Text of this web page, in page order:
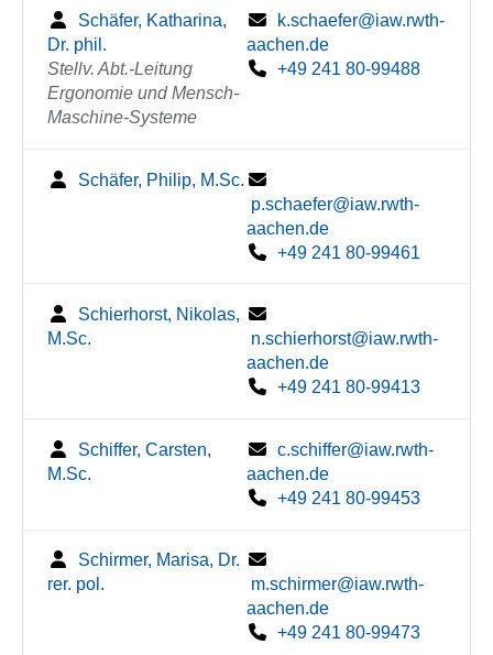
Schäfer, Katharina,
Dr. phil.
Stellv. Abt.-Leitung
Ergonomie und Mensch-
Maschine-Systeme
k.schaefer@iaw.rwth-
aachen.de
+49 241 80-99488
Schäfer, Philip, M.Sc.
p.schaefer@iaw.rwth-
aachen.de
+49 241 80-99461
Schierhorst, Nikolas,
M.Sc.
n.schierhorst@iaw.rwth-
aachen.de
+49 241 80-99413
Schiffer, Carsten,
M.Sc.
c.schiffer@iaw.rwth-
aachen.de
+49 241 80-99453
Schirmer, Marisa, Dr.
rer. pol.
m.schirmer@iaw.rwth-
aachen.de
+49 241 80-99473